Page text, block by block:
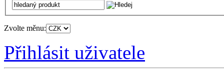
Zvolte měnu:
Přihlásit uživatele